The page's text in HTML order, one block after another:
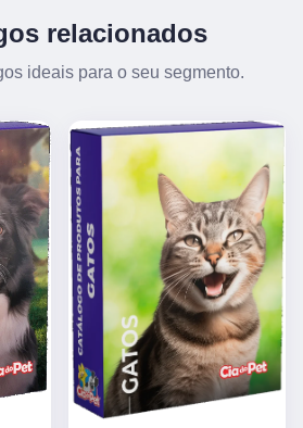
relacionados
ideais para o seu segmento.